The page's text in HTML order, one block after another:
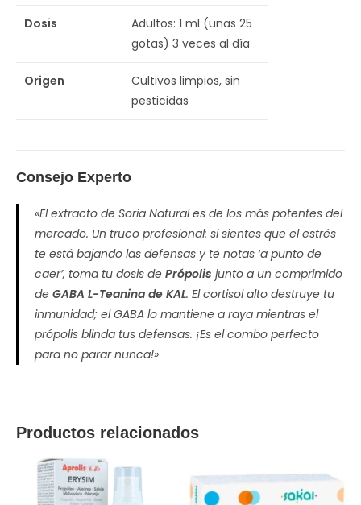
Dosis
Adultos: 1 ml (unas 25
gotas) 3 veces al día
Origen
Cultivos limpios, sin
pesticidas
Consejo Experto
«El extracto de Soria Natural es de los más potentes del
mercado. Un truco profesional: si sientes que el estrés
te está bajando las defensas y te notas ‘a punto de
caer’, toma tu dosis de Própolis junto a un comprimido
de GABA L-Teanina de KAL. El cortisol alto destruye tu
inmunidad; el GABA lo mantiene a raya mientras el
própolis blinda tus defensas. ¡Es el combo perfecto
para no parar nunca!»
Productos relacionados